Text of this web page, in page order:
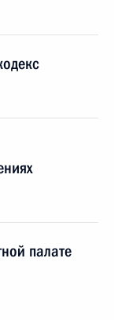
палате